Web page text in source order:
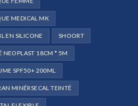
MEDICAL MK
EN SILICONE SHOORT
NEOPLAST 18CM * 5M
SPF50+ 200ML
MINÉRSECAL TEINTÉ